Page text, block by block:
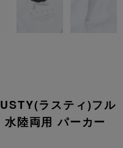
ラスティ)フル
陸両用 パーカー